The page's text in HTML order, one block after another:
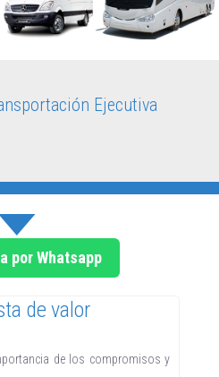
Ejecutiva
por Whatsapp
de valor
de los compromisos y